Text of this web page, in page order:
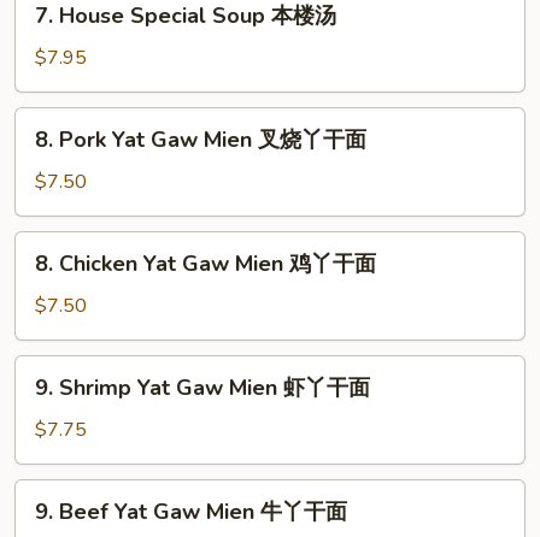
House
Special
Soup
本
7. House Special Soup 本楼汤
$7.95
Pork
Yat
Gaw
Mien
干
8. Pork Yat Gaw Mien 叉烧丫干面
$7.50
Chicken
Yat
Gaw
Mien
面
8. Chicken Yat Gaw Mien 鸡丫干面
$7.50
Shrimp
Yat
Gaw
Mien
9. Shrimp Yat Gaw Mien 虾丫干面
$7.75
Beef
9. Beef Yat Gaw Mien 牛丫干面